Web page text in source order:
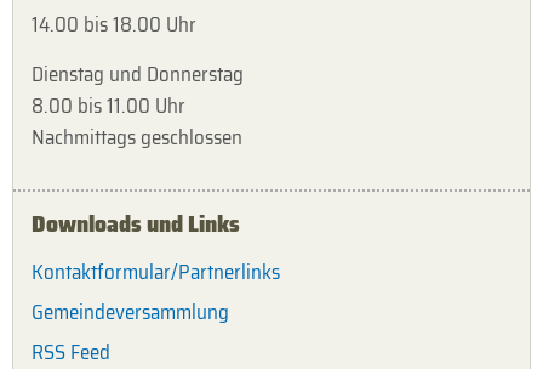
14.00 bis 18.00 Uhr
Dienstag und Donnerstag
8.00 bis 11.00 Uhr
Nachmittags geschlossen
Downloads und Links
Kontaktformular/Partnerlinks
Gemeindeversammlung
RSS Feed